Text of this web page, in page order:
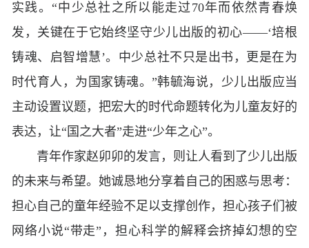
实践。“中少总社之所以能走过70年而依然青春焕
发，关键在于它始终坚守少儿出版的初心——‘培根
铸魂、启智增慧’。中少总社不只是出书，更是在为
时代育人，为国家铸魂。”韩毓海说，少儿出版应当
主动设置议题，把宏大的时代命题转化为儿童友好的
表达，让“国之大者”走进“少年之心”。
青年作家赵卯卯的发言，则让人看到了少儿出版
的未来与希望。她诚恳地分享着自己的困惑与思考：
担心自己的童年经验不足以支撑创作，担心孩子们被
网络小说“带走”，担心科学的解释会挤掉幻想的空